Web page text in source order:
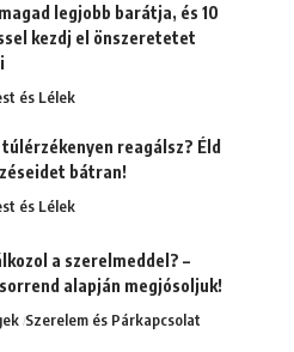
legjobb barátja, és 10
kezdj el önszeretetet
és Lélek
reagálsz? Éld
bátran!
és Lélek
a szerelmeddel? –
alapján megjósoljuk!
Szerelem és Párkapcsolat